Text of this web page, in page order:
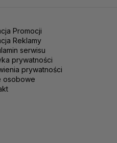
Promocji
Reklamy
serwisu
prywatności
prywatności
osobowe